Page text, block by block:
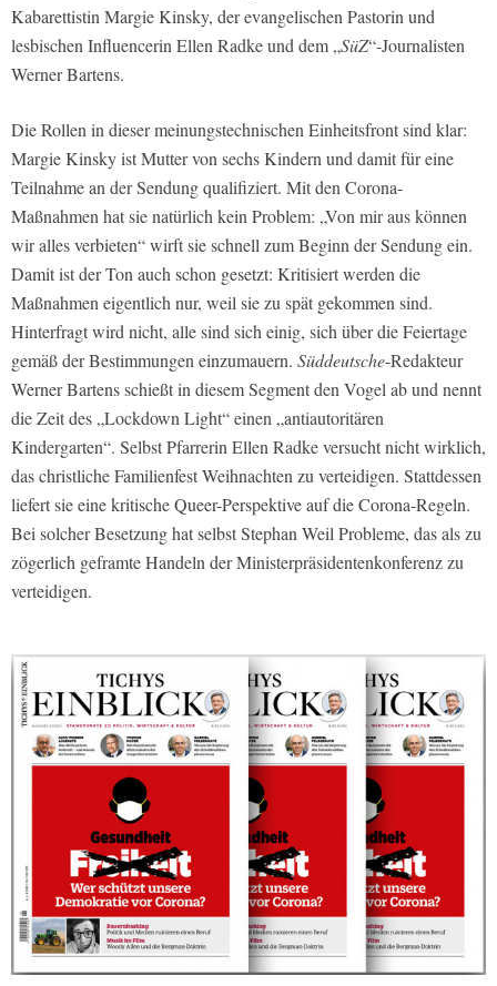
Kabarettistin Margie Kinsky, der evangelischen Pastorin und
lesbischen Influencerin Ellen Radke und dem „SüZ“-Journalisten
Werner Bartens.
Die Rollen in dieser meinungstechnischen Einheitsfront sind klar:
Margie Kinsky ist Mutter von sechs Kindern und damit für eine
Teilnahme an der Sendung qualifiziert. Mit den Corona-
Maßnahmen hat sie natürlich kein Problem: „Von mir aus können
wir alles verbieten“ wirft sie schnell zum Beginn der Sendung ein.
Damit ist der Ton auch schon gesetzt: Kritisiert werden die
Maßnahmen eigentlich nur, weil sie zu spät gekommen sind.
Hinterfragt wird nicht, alle sind sich einig, sich über die Feiertage
gemäß der Bestimmungen einzumauern. Süddeutsche-Redakteur
Werner Bartens schießt in diesem Segment den Vogel ab und nennt
die Zeit des „Lockdown Light“ einen „antiautoritären
Kindergarten“. Selbst Pfarrerin Ellen Radke versucht nicht wirklich,
das christliche Familienfest Weihnachten zu verteidigen. Stattdessen
liefert sie eine kritische Queer-Perspektive auf die Corona-Regeln.
Bei solcher Besetzung hat selbst Stephan Weil Probleme, das als zu
zögerlich geframte Handeln der Ministerpräsidentenkonferenz zu
verteidigen.